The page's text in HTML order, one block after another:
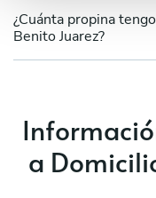
¿Cuánta propina
Benito Juarez?
a